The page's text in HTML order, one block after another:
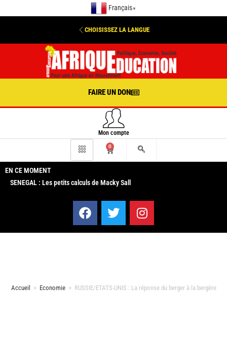
Français ▼
CHOISISSEZ LA LANGUE
FAIRE UN DON
Mon compte
0
EN CE MOMENT
SENEGAL : Les petits calculs de Macky Sall
Accueil > Economie > RUSSIE/ETATS-UNIS : La réponse du berger à la bergère